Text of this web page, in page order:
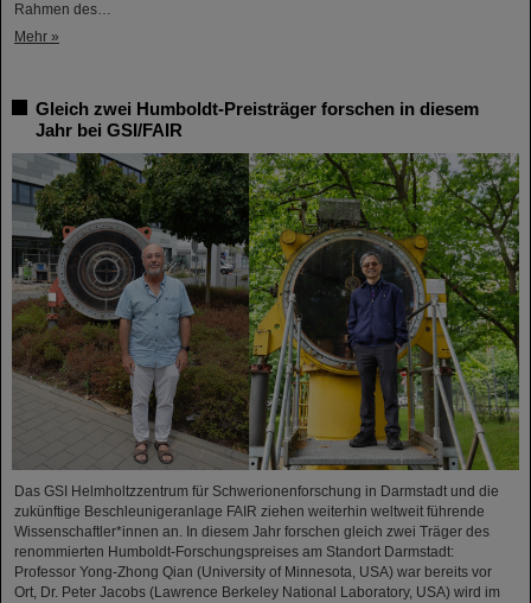
Rahmen des…
Mehr »
Gleich zwei Humboldt-Preisträger forschen in diesem
Jahr bei GSI/FAIR
Das GSI Helmholtzzentrum für Schwerionenforschung in Darmstadt und die
zukünftige Beschleunigeranlage FAIR ziehen weiterhin weltweit führende
Wissenschaftler*innen an. In diesem Jahr forschen gleich zwei Träger des
renommierten Humboldt-Forschungspreises am Standort Darmstadt:
Professor Yong-Zhong Qian (University of Minnesota, USA) war bereits vor
Ort, Dr. Peter Jacobs (Lawrence Berkeley National Laboratory, USA) wird im